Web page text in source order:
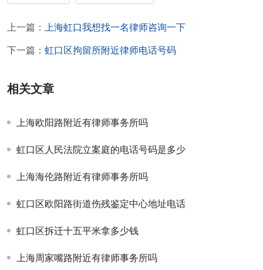
上一篇：
上海虹口我想找一名律师咨询一下
下一篇： 虹口区拘留所附近律师电话号码
相关文章
上海欧阳路附近有律师事务所吗
虹口区人民法院立案庭的电话号码是多少
上海海伦路附近有律师事务所吗
虹口区欧阳路街道伤残鉴定中心地址电话
虹口区拆迁十五平米拿多少钱
上海周家嘴路附近有律师事务所吗